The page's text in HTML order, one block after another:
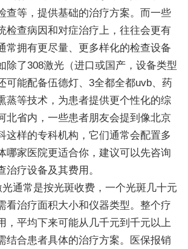
查等，提供基础的治疗方案。而一些
检查病因和对症治疗上，往往会更有
常拥有更尽量、更多样化的检查设备
除了308激光（进口或国产，设备类型
可能配备伍德灯、3全都全都uvb、药
蒸等技术，为患者提供更个性化的综
北省内，一些患者朋友会提到像北京
这样的专科机构，它们通常会配置多
哪家医院更适合你，建议可以先咨询
治疗设备及其费用。
通常是按光斑收费，一个光斑几十元
看治疗面积大小和仪器类型。整个疗
，平均下来可能从几千元到千元以上
结合患者具体的治疗方案。医保报销